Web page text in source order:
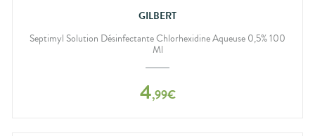
GILBERT
Septimyl Solution Désinfectante Chlorhexidine Aqueuse 0,5% 100
Ml
4,99€